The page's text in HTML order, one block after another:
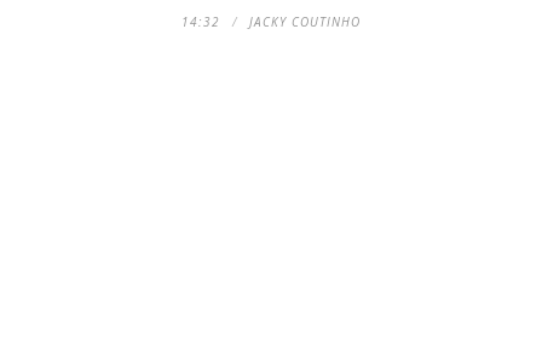
14:32 JACKY COUTINHO